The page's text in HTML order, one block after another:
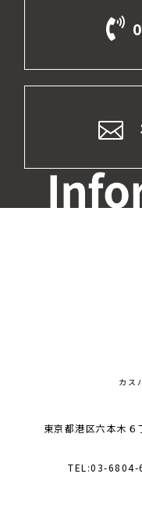
カス
東京都港区六本木６
TEL:03-